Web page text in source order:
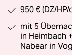
950 € (DZ/
mit 5
in Heimbach
Nabear in